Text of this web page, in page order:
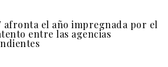
afronta el año impregnada por el
entre las agencias